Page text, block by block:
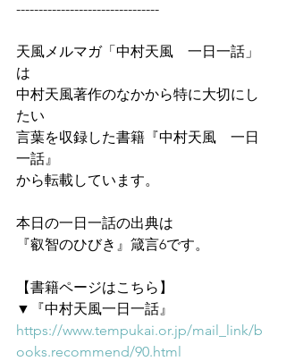
--------------------------------
天風メルマガ「中村天風　一日一話」
は
中村天風著作のなかから特に大切にし
たい
言葉を収録した書籍『中村天風　一日
一話』
から転載しています。
本日の一日一話の出典は
『叡智のひびき』箴言6です。
【書籍ページはこちら】
▼『中村天風一日一話』
https://www.tempukai.or.jp/mail_link/b
ooks.recommend/90.html